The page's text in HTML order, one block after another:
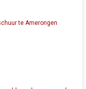
te Amerongen